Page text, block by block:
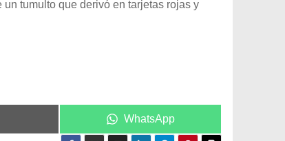
tumulto que derivó en tarjetas rojas y
WhatsApp